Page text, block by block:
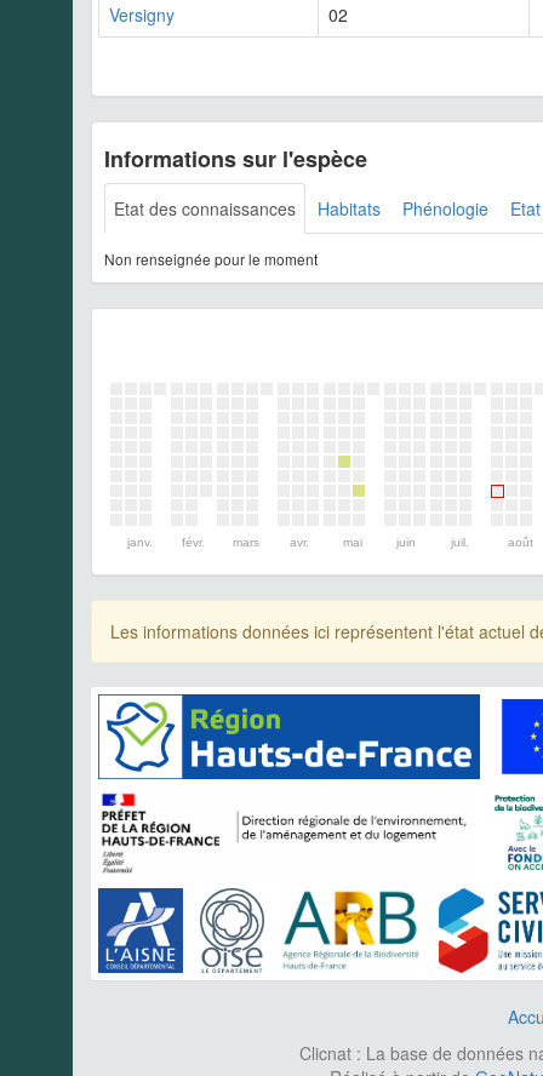
Versigny
02
Informations sur l'espèce
Etat des connaissances Habitats Phénologie
Non renseignée pour le moment
janv. févr. mars avr. mai juin juil. août
Les informations données ici représentent l'état actuel
Clicnat : La base de données